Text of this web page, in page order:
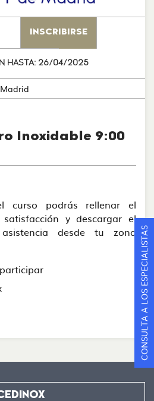
INSCRIBIRSE
HASTA: 26/04/2025
Inoxidable 9:00
curso podrás rellenar el
y descargar el
desde tu zona CONSULTA A LOS ESPECIALISTAS